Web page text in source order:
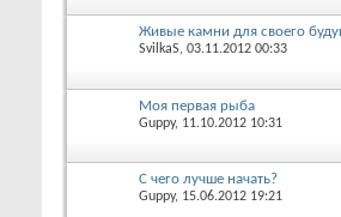
Живые камни для своего
SvilkaS, 03.11.2012 00:33
Моя первая рыба
Guppy, 11.10.2012 10:31
С чего лучше начать?
Guppy, 15.06.2012 19:21